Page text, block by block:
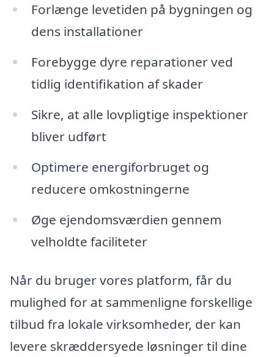
Forlænge levetiden på bygningen og
dens installationer
Forebygge dyre reparationer ved
tidlig identifikation af skader
Sikre, at alle lovpligtige inspektioner
bliver udført
Optimere energiforbruget og
reducere omkostningerne
Øge ejendomsværdien gennem
velholdte faciliteter
Når du bruger vores platform, får du
mulighed for at sammenligne forskellige
tilbud fra lokale virksomheder, der kan
levere skræddersyede løsninger til dine